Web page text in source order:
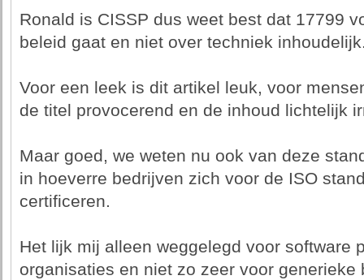
Ronald is CISSP dus weet best dat 17799
beleid gaat en niet over techniek
Voor een leek is dit artikel leuk, voor
de titel provocerend en de inhoud lichtelijk
Maar goed, we weten nu ook van deze
in hoeverre bedrijven zich voor de ISO
certificeren.
Het lijk mij alleen weggelegd voor software
organisaties en niet zo zeer voor generieke